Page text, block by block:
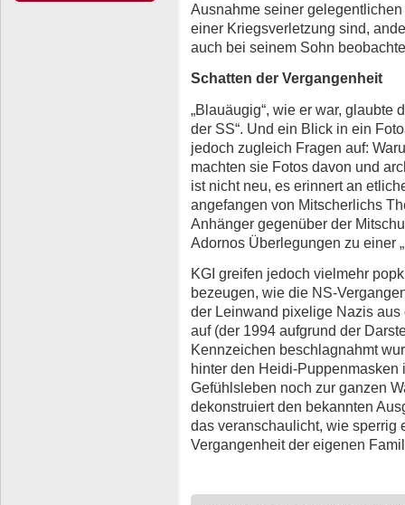
Ausnahme seiner
einer Kriegsverletzung sind,
auch bei seinem Sohn
Schatten der Vergangenheit
„Blauäugig“, wie er war,
der SS“. Und ein Blick in ein
jedoch zugleich Fragen auf:
machten sie Fotos davon und
ist nicht neu, es erinnert an
angefangen von Mitscherlichs
Anhänger gegenüber der
Adornos Überlegungen zu einer
KGI greifen jedoch vielmehr
bezeugen, wie die NS-
der Leinwand pixelige Nazis aus
auf (der 1994 aufgrund der
Kennzeichen beschlagnahmt
hinter den Heidi-
Gefühlsleben noch zur ganzen
dekonstruiert den bekannten
das veranschaulicht, wie sperrig
Vergangenheit der eigenen